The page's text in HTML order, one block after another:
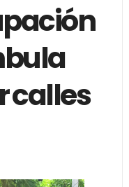
calles